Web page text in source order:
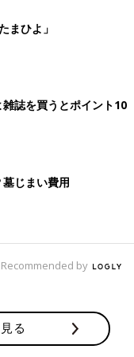
まひよ」
誌を買うとポイント10
じまい費用
Recommended by
る